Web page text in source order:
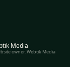
Media
owner. Webtik Media